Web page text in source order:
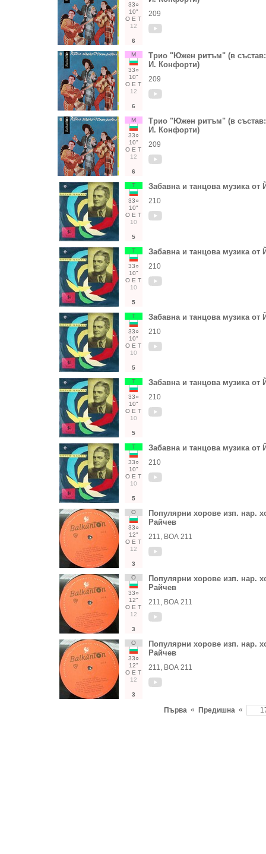
33○
10"
О Е Т
12
6
209
М
33○
10"
О Е Т
12
6
Трио "Южен ритъм" (в
И. Конфорти)
209
М
33○
10"
О Е Т
12
6
Трио "Южен ритъм" (в
И. Конфорти)
209
Т
33○
10"
О Е Т
10
5
Забавна и танцова музика
210
Т
33○
10"
О Е Т
10
5
Забавна и танцова музика
210
Т
33○
10"
О Е Т
10
5
Забавна и танцова музика
210
Т
33○
10"
О Е Т
10
5
Забавна и танцова музика
210
Т
33○
10"
О Е Т
10
5
Забавна и танцова музика
210
О
33○
12"
О Е Т
12
3
Популярни хорове изп. нар.
Райчев
211, ВОА 211
О
33○
12"
О Е Т
12
3
Популярни хорове изп. нар.
Райчев
211, ВОА 211
О
33○
12"
О Е Т
12
3
Популярни хорове изп. нар.
Райчев
211, ВОА 211
Първа « Предишна «